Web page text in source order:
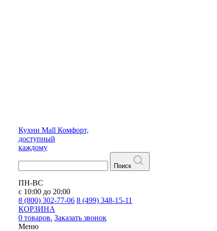
Кухни Mall Комфорт,
доступный
каждому
Поиск
ПН-ВС
с 10:00 до 20:00
8 (800) 302-77-06 8 (499) 348-15-11
КОРЗИНА
0 товаров. Заказать звонок
Меню